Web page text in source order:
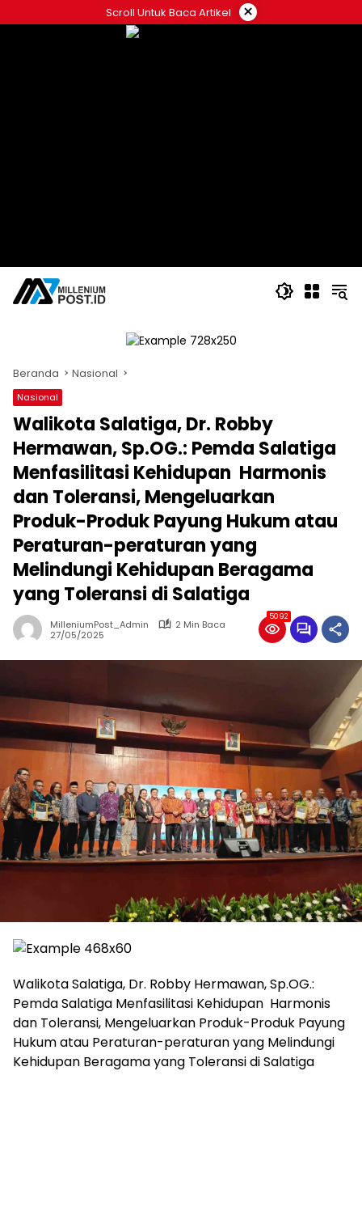
ke
Scroll Untuk Baca Artikel ×
Beranda Nasional
Nasional
Walikota Salatiga, Dr. Robby
Hermawan, Sp.OG.: Pemda Salatiga
Menfasilitasi Kehidupan Harmonis
dan Toleransi, Mengeluarkan
Produk-Produk Payung Hukum atau
Peraturan-peraturan yang
Melindungi Kehidupan Beragama
yang Toleransi di Salatiga
MilleniumPost_Admin
2 Min Baca
27/05/2025
5092
Walikota Salatiga, Dr. Robby Hermawan, Sp.OG.:
Pemda Salatiga Menfasilitasi Kehidupan Harmonis
dan Toleransi, Mengeluarkan Produk-Produk Payung
Hukum atau Peraturan-peraturan yang Melindungi
Kehidupan Beragama yang Toleransi di Salatiga